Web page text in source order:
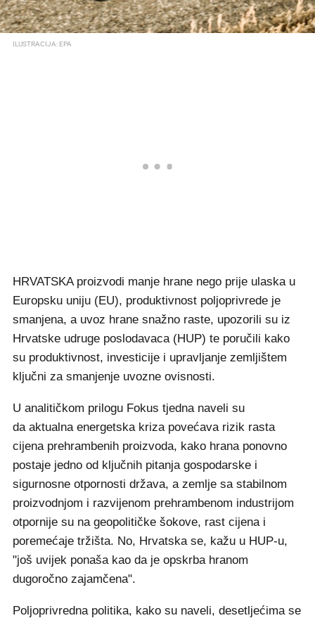
ILUSTRACIJA: EPA
HRVATSKA proizvodi manje hrane nego prije ulaska u
Europsku uniju (EU), produktivnost poljoprivrede je
smanjena, a uvoz hrane snažno raste, upozorili su iz
Hrvatske udruge poslodavaca (HUP) te poručili kako
su produktivnost, investicije i upravljanje zemljištem
ključni za smanjenje uvozne ovisnosti.
U analitičkom prilogu Fokus tjedna naveli su
da aktualna energetska kriza povećava rizik rasta
cijena prehrambenih proizvoda, kako hrana ponovno
postaje jedno od ključnih pitanja gospodarske i
sigurnosne otpornosti država, a zemlje sa stabilnom
proizvodnjom i razvijenom prehrambenom industrijom
otpornije su na geopolitičke šokove, rast cijena i
poremećaje tržišta. No, Hrvatska se, kažu u HUP-u,
"još uvijek ponaša kao da je opskrba hranom
dugoročno zajamčena".
Poljoprivredna politika, kako su naveli, desetljećima se